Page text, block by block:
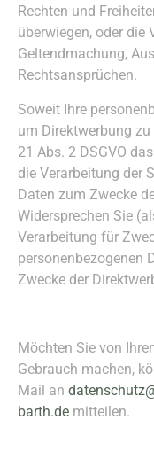
Rechten und
überwiegen, oder die
Geltendmachung,
Rechtsansprüchen.
Soweit Ihre
um Direktwerbung
21 Abs. 2 DSGVO
die Verarbeitung der
Daten zum Zwecke
Widersprechen Sie
Verarbeitung für
personenbezogenen
Zwecke der
Möchten Sie von
Gebrauch machen,
Mail an
barth.de mitteilen.